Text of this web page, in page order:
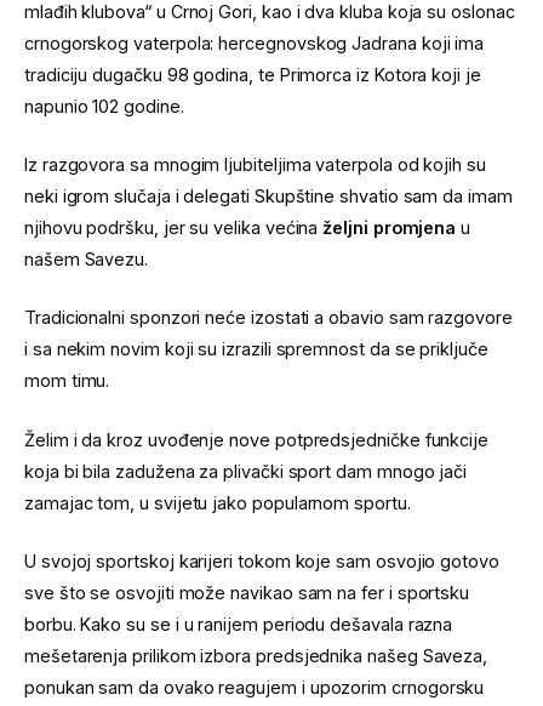
mlađih klubova“ u Crnoj Gori, kao i dva kluba koja su oslonac
crnogorskog vaterpola: hercegnovskog Jadrana koji ima
tradiciju dugačku 98 godina, te Primorca iz Kotora koji je
napunio 102 godine.
Iz razgovora sa mnogim ljubiteljima vaterpola od kojih su
neki igrom slučaja i delegati Skupštine shvatio sam da imam
njihovu podršku, jer su velika većina željni promjena u
našem Savezu.
Tradicionalni sponzori neće izostati a obavio sam razgovore
i sa nekim novim koji su izrazili spremnost da se priključe
mom timu.
Želim i da kroz uvođenje nove potpredsjedničke funkcije
koja bi bila zadužena za plivački sport dam mnogo jači
zamajac tom, u svijetu jako popularnom sportu.
U svojoj sportskoj karijeri tokom koje sam osvojio gotovo
sve što se osvojiti može navikao sam na fer i sportsku
borbu. Kako su se i u ranijem periodu dešavala razna
mešetarenja prilikom izbora predsjednika našeg Saveza,
ponukan sam da ovako reagujem i upozorim crnogorsku